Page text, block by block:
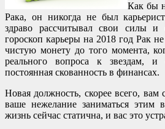
Как бы
Рака, он никогда не был
здраво рассчитывал свои силы и
гороскоп карьеры на 2018 год Рак
чистую монету до того момента,
реального вопроса к звездам, и
постоянная скованность в финансах.
Новая должность, скорее всего, вам
ваше нежелание заниматься этим
жизнь сейчас статична, и вас это